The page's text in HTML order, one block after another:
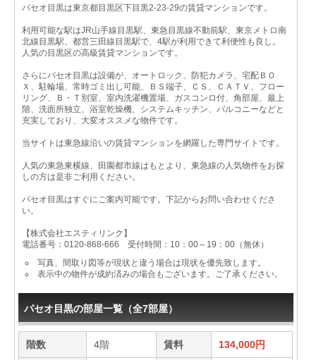
パセオ目黒は東京都目黒区下目黒2-23-29の賃貸マンションです。
利用可能な駅はJR山手線目黒駅、東急目黒線不動前駅、東京メトロ南
北線目黒駅、都営三田線目黒駅で、4駅が利用できて利便性も良し。
人気の目黒区の高級賃貸マンションです。
さらにパセオ目黒は設備が、オートロック、防犯カメラ、宅配ＢＯ
Ｘ、駐輪場、常時ゴミ出し可能、ＢＳ端子、ＣＳ、ＣＡＴＶ、フロー
リング、Ｂ・Ｔ別室、室内洗濯機置場、ガスコンロ付、角部屋、最上
階、洗面所独立、浴室乾燥機、システムキッチン、バルコニーなどと
充実しており、大変オススメな物件です。
当サイトは東急線沿いの賃貸マンションを網羅した専門サイトです。
人気の東急東横線、田園都市線はもとより、東急線の人気物件をお探
しの方は是非ご利用ください。
パセオ目黒はすぐにご案内可能です。下記からお問い合わせくださ
い。
【株式会社エスティリンク】
電話番号：0120-868-666 受付時間：10：00～19：00（無休）
写真、間取り図等が現状と違う場合は現状を優先致します。
表示中の物件が成約済みの場合もございます。ご了承ください。
パセオ目黒の部屋一覧（全7部屋）
階数 4階 賃料 134,000円